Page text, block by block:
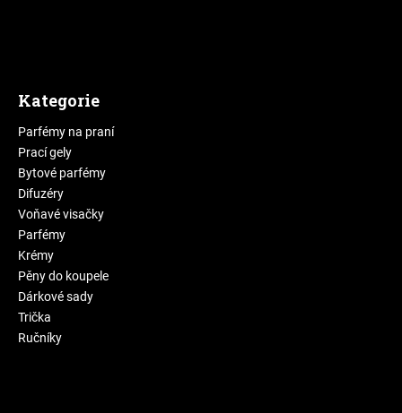
Kategorie
Parfémy na praní
Prací gely
Bytové parfémy
Difuzéry
Voňavé visačky
Parfémy
Krémy
Pěny do koupele
Dárkové sady
Trička
Ručníky